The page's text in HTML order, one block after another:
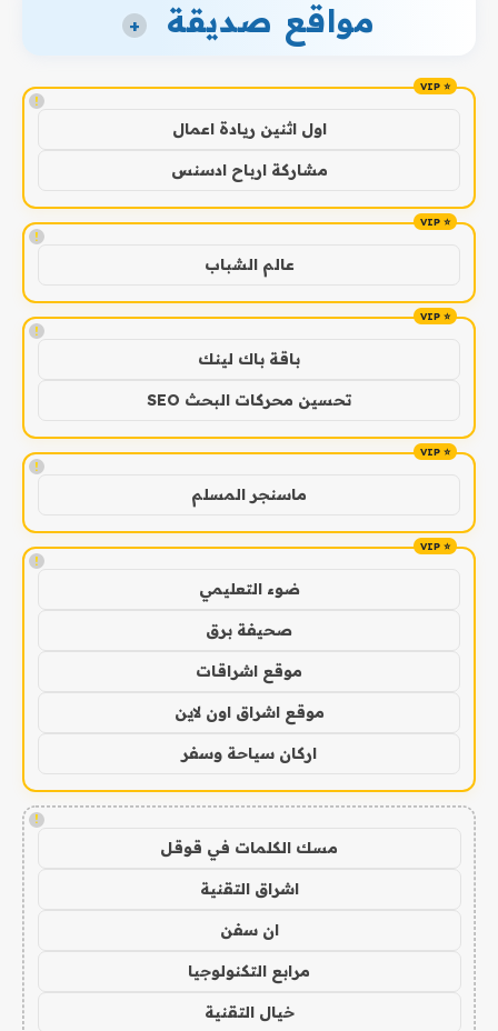
مواقع صديقة +
!
اول اثنين ريادة اعمال
مشاركة ارباح ادسنس
!
عالم الشباب
!
باقة باك لينك
تحسين محركات البحث SEO
!
ماسنجر المسلم
!
ضوء التعليمي
صحيفة برق
موقع اشراقات
موقع اشراق اون لاين
اركان سياحة وسفر
!
مسك الكلمات في قوقل
اشراق التقنية
ان سفن
مرابع التكنولوجيا
خيال التقنية